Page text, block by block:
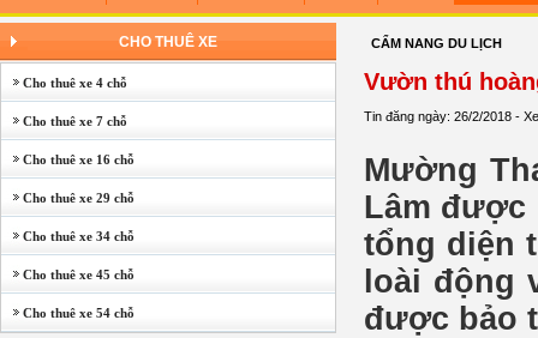
CHO THUÊ XE
Cho thuê xe 4 chỗ
Cho thuê xe 7 chỗ
Cho thuê xe 16 chỗ
Cho thuê xe 29 chỗ
Cho thuê xe 34 chỗ
Cho thuê xe 45 chỗ
Cho thuê xe 54 chỗ
CẨM NANG DU LỊCH
Vườn thú
Tin đăng ngày: 26/2/2018 -
Mường
Lâm được
tổng diện
loài động
được bảo